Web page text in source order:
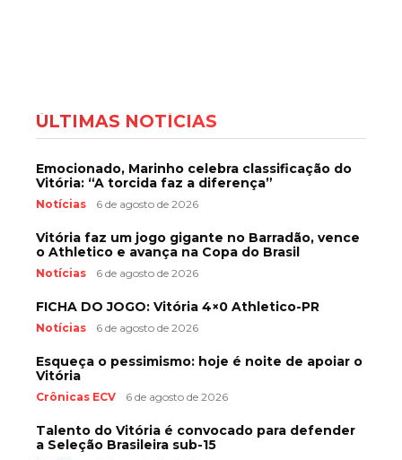
ÚLTIMAS NOTÍCIAS
Emocionado, Marinho celebra classificação do
Vitória: “A torcida faz a diferença”
Notícias 6 de agosto de 2026
Vitória faz um jogo gigante no Barradão, vence
o Athletico e avança na Copa do Brasil
Notícias 6 de agosto de 2026
FICHA DO JOGO: Vitória 4×0 Athletico-PR
Notícias 6 de agosto de 2026
Esqueça o pessimismo: hoje é noite de apoiar o
Vitória
Crônicas ECV 6 de agosto de 2026
Talento do Vitória é convocado para defender
a Seleção Brasileira sub-15